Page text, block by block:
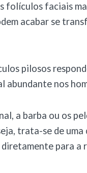
folículos faciais
acabar se
pilosos
abundante nos
a barba ou os
trata-se de
para a